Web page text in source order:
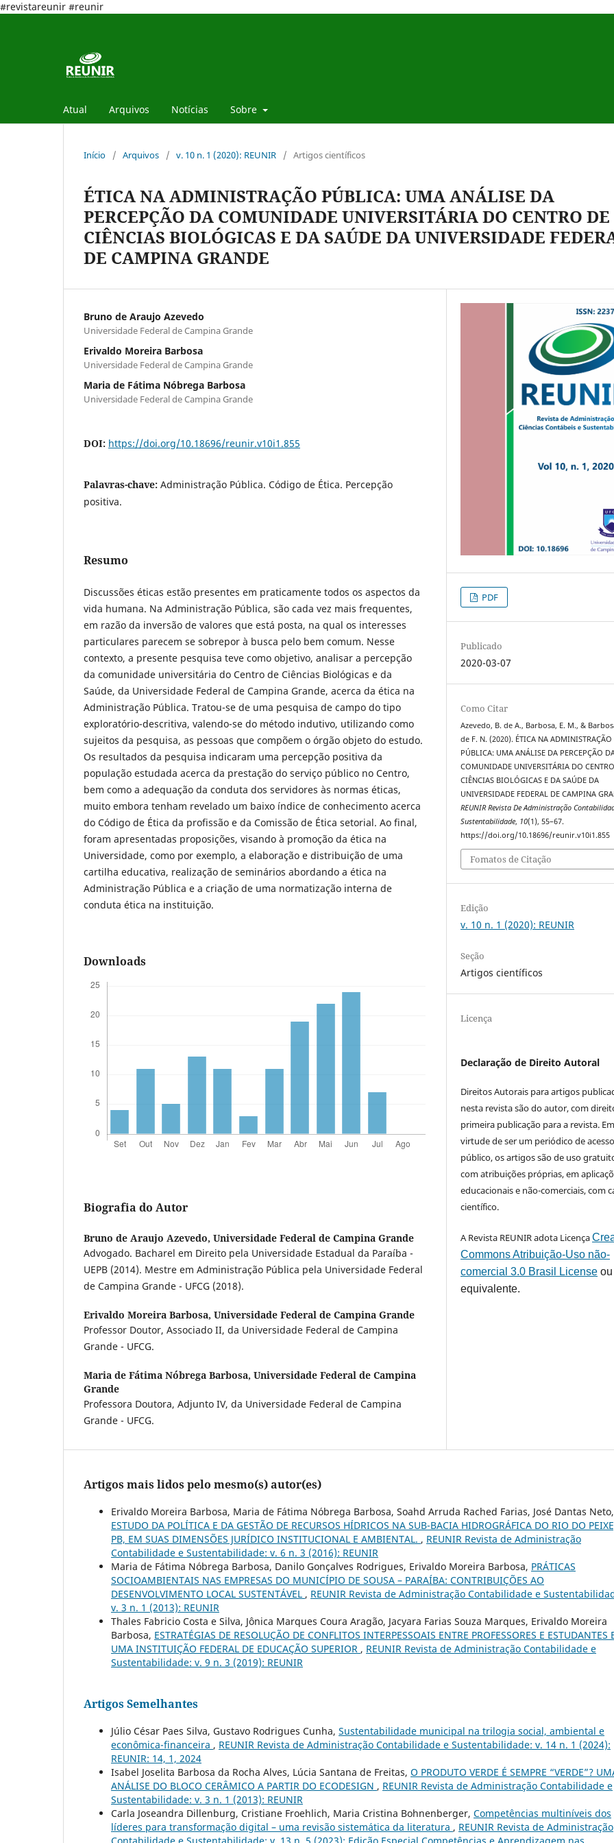
#revistareunir #reunir
Atual Arquivos Notícias Sobre
Início / Arquivos / v. 10 n. 1 (2020): REUNIR / Artigos científicos
ÉTICA NA ADMINISTRAÇÃO PÚBLICA: UMA ANÁLISE DA
PERCEPÇÃO DA COMUNIDADE UNIVERSITÁRIA DO CENTRO DE
CIÊNCIAS BIOLÓGICAS E DA SAÚDE DA UNIVERSIDADE
DE CAMPINA GRANDE
Bruno de Araujo Azevedo
Universidade Federal de Campina Grande
Erivaldo Moreira Barbosa
Universidade Federal de Campina Grande
Maria de Fátima Nóbrega Barbosa
Universidade Federal de Campina Grande
DOI: https://doi.org/10.18696/reunir.v10i1.855
Palavras-chave: Administração Pública. Código de Ética. Percepção
positiva.
Resumo
Discussões éticas estão presentes em praticamente todos os aspectos da
vida humana. Na Administração Pública, são cada vez mais frequentes,
em razão da inversão de valores que está posta, na qual os interesses
particulares parecem se sobrepor à busca pelo bem comum. Nesse
contexto, a presente pesquisa teve como objetivo, analisar a percepção
da comunidade universitária do Centro de Ciências Biológicas e da
Saúde, da Universidade Federal de Campina Grande, acerca da ética na
Administração Pública. Tratou-se de uma pesquisa de campo do tipo
exploratório-descritiva, valendo-se do método indutivo, utilizando como
sujeitos da pesquisa, as pessoas que compõem o órgão objeto do estudo.
Os resultados da pesquisa indicaram uma percepção positiva da
população estudada acerca da prestação do serviço público no Centro,
bem como a adequação da conduta dos servidores às normas éticas,
muito embora tenham revelado um baixo índice de conhecimento acerca
do Código de Ética da profissão e da Comissão de Ética setorial. Ao final,
foram apresentadas proposições, visando à promoção da ética na
Universidade, como por exemplo, a elaboração e distribuição de uma
cartilha educativa, realização de seminários abordando a ética na
Administração Pública e a criação de uma normatização interna de
conduta ética na instituição.
Downloads
Biografia do Autor
Bruno de Araujo Azevedo, Universidade Federal de Campina Grande
Advogado. Bacharel em Direito pela Universidade Estadual da Paraíba -
UEPB (2014). Mestre em Administração Pública pela Universidade Federal
de Campina Grande - UFCG (2018).
Erivaldo Moreira Barbosa, Universidade Federal de Campina Grande
Professor Doutor, Associado II, da Universidade Federal de Campina
Grande - UFCG.
Maria de Fátima Nóbrega Barbosa, Universidade Federal de Campina
Grande
Professora Doutora, Adjunto IV, da Universidade Federal de Campina
Grande - UFCG.
PDF
Publicado
2020-03-07
Como Citar
Azevedo, B. de A., Barbosa, E. M., &
de F. N. (2020). ÉTICA NA ADMINISTRAÇÃO
PÚBLICA: UMA ANÁLISE DA PERCEPÇÃO
COMUNIDADE UNIVERSITÁRIA DO
CIÊNCIAS BIOLÓGICAS E DA SAÚDE DA
UNIVERSIDADE FEDERAL DE CAMPINA
REUNIR Revista De Administração
Sustentabilidade, 10(1), 55–67.
https://doi.org/10.18696/reunir.v10i1.855
Fomatos de Citação
Edição
v. 10 n. 1 (2020): REUNIR
Seção
Artigos científicos
Licença
Declaração de Direito Autoral
Direitos Autorais para artigos
nesta revista são do autor, com
primeira publicação para a revista. Em
virtude de ser um periódico de acesso
público, os artigos são de uso
com atribuições próprias, em
educacionais e não-comerciais, com
científico.
A Revista REUNIR adota Licença
Commons Atribuição-Uso não-
comercial 3.0 Brasil License
equivalente.
Artigos mais lidos pelo mesmo(s) autor(es)
Erivaldo Moreira Barbosa, Maria de Fátima Nóbrega Barbosa, Soahd Arruda Rached Farias, José Dantas Neto,
ESTUDO DA POLÍTICA E DA GESTÃO DE RECURSOS HÍDRICOS NA SUB-BACIA HIDROGRÁFICA DO RIO DO
PB, EM SUAS DIMENSÕES JURÍDICO INSTITUCIONAL E AMBIENTAL. , REUNIR Revista de Administração
Contabilidade e Sustentabilidade: v. 6 n. 3 (2016): REUNIR
Maria de Fátima Nóbrega Barbosa, Danilo Gonçalves Rodrigues, Erivaldo Moreira Barbosa, PRÁTICAS
SOCIOAMBIENTAIS NAS EMPRESAS DO MUNICÍPIO DE SOUSA – PARAÍBA: CONTRIBUIÇÕES AO
DESENVOLVIMENTO LOCAL SUSTENTÁVEL , REUNIR Revista de Administração Contabilidade e
v. 3 n. 1 (2013): REUNIR
Thales Fabricio Costa e Silva, Jônica Marques Coura Aragão, Jacyara Farias Souza Marques, Erivaldo Moreira
Barbosa, ESTRATÉGIAS DE RESOLUÇÃO DE CONFLITOS INTERPESSOAIS ENTRE PROFESSORES E ESTUDANTES
UMA INSTITUIÇÃO FEDERAL DE EDUCAÇÃO SUPERIOR , REUNIR Revista de Administração Contabilidade e
Sustentabilidade: v. 9 n. 3 (2019): REUNIR
Artigos Semelhantes
Júlio César Paes Silva, Gustavo Rodrigues Cunha, Sustentabilidade municipal na trilogia social, ambiental e
econômica-financeira , REUNIR Revista de Administração Contabilidade e Sustentabilidade: v. 14 n. 1 (2024):
REUNIR: 14, 1, 2024
Isabel Joselita Barbosa da Rocha Alves, Lúcia Santana de Freitas, O PRODUTO VERDE É SEMPRE “VERDE”?
ANÁLISE DO BLOCO CERÂMICO A PARTIR DO ECODESIGN , REUNIR Revista de Administração Contabilidade e
Sustentabilidade: v. 3 n. 1 (2013): REUNIR
Carla Joseandra Dillenburg, Cristiane Froehlich, Maria Cristina Bohnenberger, Competências multiníveis dos
líderes para transformação digital – uma revisão sistemática da literatura , REUNIR Revista de Administração